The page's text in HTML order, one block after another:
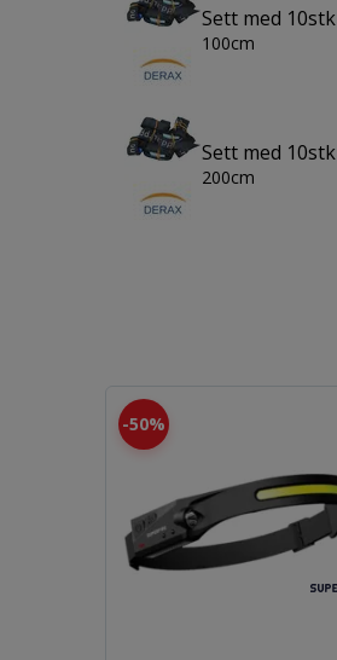
Sett med
100cm
Sett med
200cm
50%